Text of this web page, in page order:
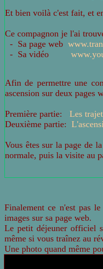
Et bien voilà c'est fait, et
Ce compagnon je l'ai
- Sa page web
- Sa vidéo
Afin de permettre une
ascension sur deux pages
Première partie: Les
Deuxième partie:
Vous êtes sur la page de
normale, puis la visite au
Finalement ce n'est pas
images sur sa page web.
Le petit déjeuner officiel
même si vous traînez au
Une photo quand même